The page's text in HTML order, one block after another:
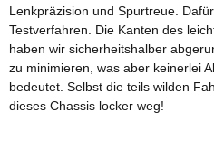
Lenkpräzision und Spurtreue.
Testverfahren. Die Kanten des
haben wir sicherheitshalber
zu minimieren, was aber keinerlei
bedeutet. Selbst die teils wilden
dieses Chassis locker weg!